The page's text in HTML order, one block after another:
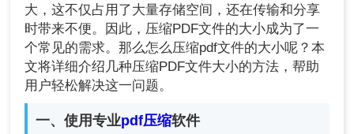
大，这不仅占用了大量存储空间，还在传输和分享
时带来不便。因此，压缩PDF文件的大小成为了一
个常见的需求。那么怎么压缩pdf文件的大小呢？本
文将详细介绍几种压缩PDF文件大小的方法，帮助
用户轻松解决这一问题。
一、使用专业pdf压缩软件